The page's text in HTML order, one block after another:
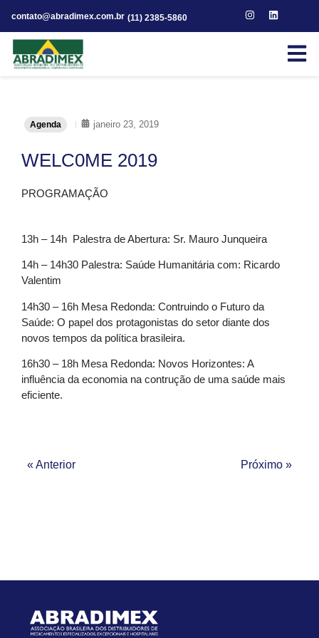
contato@abradimex.com.br (11) 2385-5860
Agenda janeiro 23, 2019
WELC0ME 2019
PROGRAMAÇÃO
13h – 14h Palestra de Abertura: Sr. Mauro Junqueira
14h – 14h30 Palestra: Saúde Humanitária com: Ricardo
Valentim
14h30 – 16h Mesa Redonda: Contruindo o Futuro da
Saúde: O papel dos protagonistas do setor diante dos
novos tempos da política brasileira.
16h30 – 18h Mesa Redonda: Novos Horizontes: A
influência da economia na contrução de uma saúde mais
eficiente.
« Anterior Próximo »